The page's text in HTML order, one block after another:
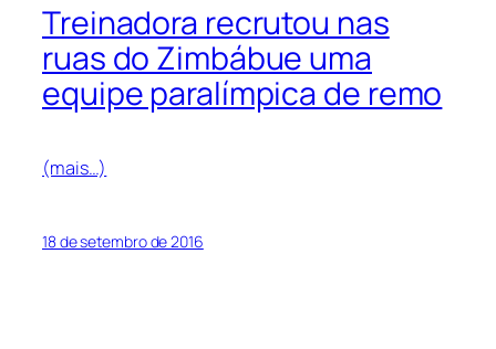
Treinadora recrutou nas
ruas do Zimbábue uma
equipe paralímpica de remo
(mais…)
18 de setembro de 2016